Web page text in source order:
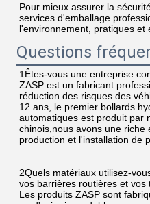
Pour mieux assurer la
services d'emballage
l'environnement, pratiques et
Questions
1Êtes-vous une entreprise
ZASP est un fabricant
réduction des risques des
12 ans, le premier bollards
automatiques est produit par
chinois,nous avons une riche
production et l'installation de
2Quels matériaux utilisez-
vos barrières routières et vos
Les produits ZASP sont